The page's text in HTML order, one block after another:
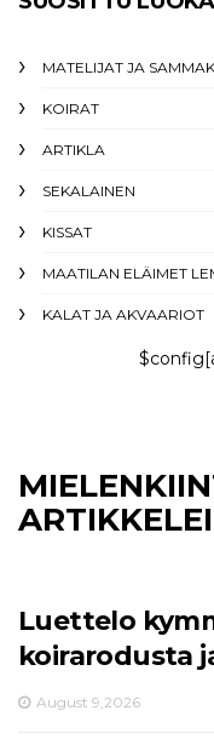
MATELIJAT JA
KOIRAT
ARTIKLA
SEKALAINEN
KISSAT
MAATILAN ELÄIMET
KALAT JA AKVAARIOT
Luettelo
koirarodusta
August 9,2026